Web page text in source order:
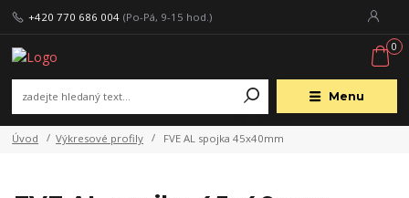
Menu
+420 770 686 004 (Po-Pá, 9-15 hod.)
0
Úvod Výkresové profily FVE AL spojka 45x40mm